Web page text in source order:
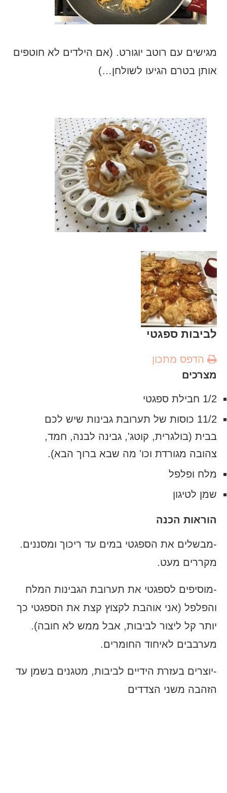
מגישים עם רוטב יוגורט. (אם הילדים לא חוטפים
אותן בטרם הגיעו לשולחן…)
לביבות ספגטי
הדפס מתכון
מצרכים
1/2 חבילת ספגטי
11/2 כוסות של תערובת גבינות שיש לכם
בבית (בולגרית, קוטג', גבינה לבנה, חמד,
צהובה מגורדת וכו' מה שבא ברוך הבא).
מלח ופלפל
שמן לטיגון
הוראות הכנה
-מבשלים את הספגטי במים עד ריכוך ומסננים.
מקררים מעט.
-מוסיפים לספגטי את תערובת הגבינות המלח
והפלפל (אני אוהבת לקצוץ קצת את הספגטי כך
יותר קל ליצור לביבות, אבל ממש לא חובה).
מערבבים לאיחוד החומרים.
-יוצרים בעזרת הידיים לביבות, מטגנים בשמן עד
הזהבה משני הצדדים